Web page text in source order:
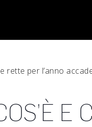
rette per l’anno
E